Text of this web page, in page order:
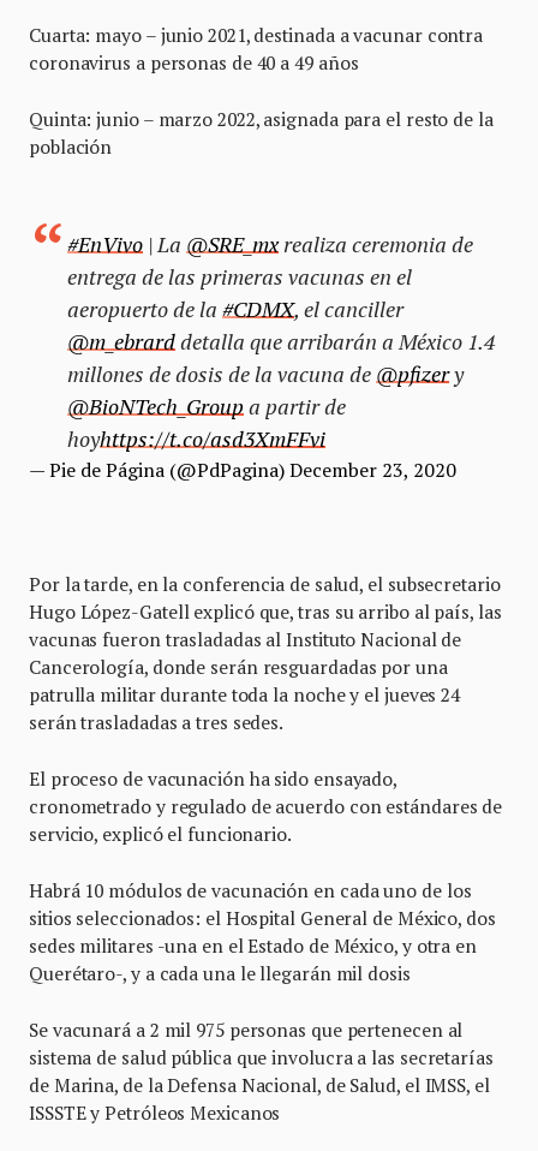
Cuarta: mayo – junio 2021, destinada a vacunar contra
coronavirus a personas de 40 a 49 años
Quinta: junio – marzo 2022, asignada para el resto de la
población
#EnVivo | La @SRE_mxrealiza ceremonia de
entrega de las primeras vacunas en el
aeropuerto de la #CDMX, el canciller
@m_ebrarddetalla que arribarán a México 1.4
millones de dosis de la vacuna de@pfizery
@BioNTech_Groupa partir de
hoyhttps://t.co/asd3XmFFvi
— Pie de Página (@PdPagina)December 23, 2020
Por la tarde, en la conferencia de salud, el subsecretario
Hugo López-Gatell explicó que, tras su arribo al país, las
vacunas fueron trasladadas al Instituto Nacional de
Cancerología, donde serán resguardadas por una
patrulla militar durante toda la noche y el jueves 24
serán trasladadas a tres sedes.
El proceso de vacunación ha sido ensayado,
cronometrado y regulado de acuerdo con estándares de
servicio, explicó el funcionario.
Habrá 10 módulos de vacunación en cada uno de los
sitios seleccionados: el Hospital General de México, dos
sedes militares -una en el Estado de México, y otra en
Querétaro-, y a cada una le llegarán mil dosis
Se vacunará a 2 mil 975 personas que pertenecen al
sistema de salud pública que involucra a las secretarías
de Marina, de la Defensa Nacional, de Salud, el IMSS, el
ISSSTE y Petróleos Mexicanos